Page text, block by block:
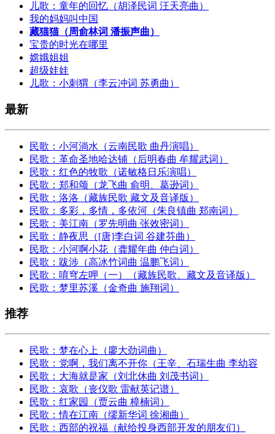
儿歌：童年的回忆（胡泽民词 汪天亮曲）
我的妈妈叫中国
藏猫猫（周俞林词 潘振声曲）
宝贵的时光在哪里
嫦娥姐姐
超级娃娃
儿歌：小刺猬（李云冲词 苏勇曲）
最新
民歌：小河淌水（云南民歌 曲丹演唱）
民歌：革命圣地哈达铺（后明春曲 牟耀武词）
民歌：红色的牧歌（诺敏格日乐演唱）
民歌：郑和颂（龙飞曲 俞明、葛逊词）
民歌：洛洛（藏族民歌 藏文及音译版）
民歌：多彩，多情，多依河（朱良镇曲 郑南词）
民歌：美江南（罗先明曲 张效密词）
民歌：静夜思（[唐]李白词 谷建芬曲）
民歌：小河啊小花（龚耀年曲 仲白词）
民歌：跋涉（高冰竹词曲 温鹏飞词）
民歌：唷穹左呷（一）（藏族民歌、藏文及音译版）
民歌：梦里苏溪（金奇曲 施翔词）
推荐
民歌：梦在心上（廖大劲词曲）
民歌：党啊，我们离不开你（王辛、石瑞生曲 李幼容
民歌：大海就是家（刘北休曲 刘茂书词）
民歌：哀歌（丧仪歌 雷献英记谱）
民歌：红家园（贾云曲 樟楠词）
民歌：情在江南（缪新华词 徐湘曲）
民歌：西部的祝福（献给投身西部开发的朋友们）